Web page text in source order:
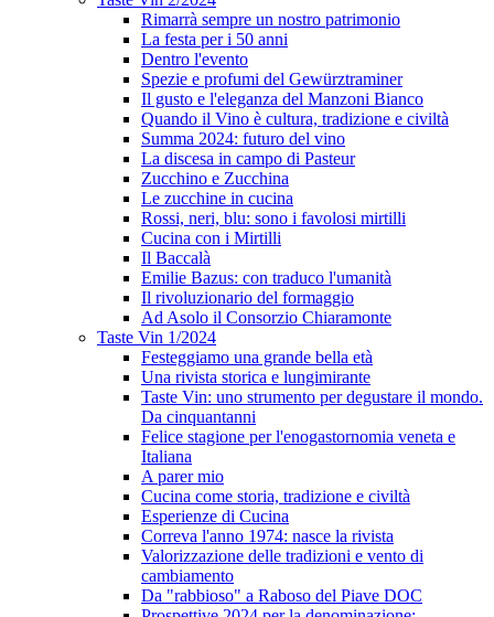
Rimarrà sempre un nostro patrimonio
La festa per i 50 anni
Dentro l'evento
Spezie e profumi del Gewürztraminer
Il gusto e l'eleganza del Manzoni Bianco
Quando il Vino è cultura, tradizione e civiltà
Summa 2024: futuro del vino
La discesa in campo di Pasteur
Zucchino e Zucchina
Le zucchine in cucina
Rossi, neri, blu: sono i favolosi mirtilli
Cucina con i Mirtilli
Il Baccalà
Emilie Bazus: con traduco l'umanità
Il rivoluzionario del formaggio
Ad Asolo il Consorzio Chiaramonte
Taste Vin 1/2024
Festeggiamo una grande bella età
Una rivista storica e lungimirante
Taste Vin: uno strumento per degustare il mondo.
Da cinquantanni
Felice stagione per l'enogastornomia veneta e
Italiana
A parer mio
Cucina come storia, tradizione e civiltà
Esperienze di Cucina
Correva l'anno 1974: nasce la rivista
Valorizzazione delle tradizioni e vento di
cambiamento
Da "rabbioso" a Raboso del Piave DOC